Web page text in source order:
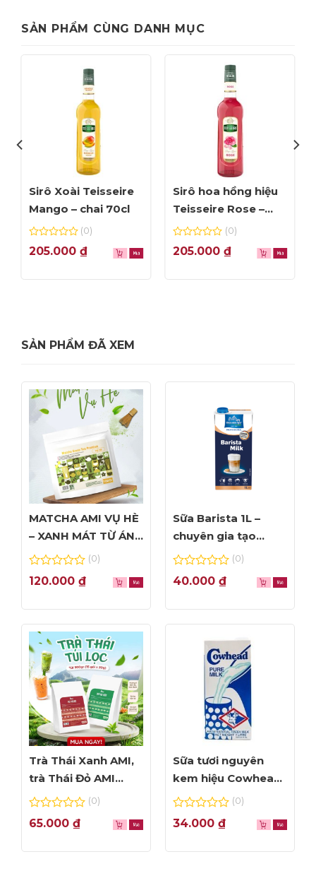
SẢN PHẨM CÙNG DANH MỤC
Sirô Xoài Teisseire
Mango – chai 70cl
0
out
5
(0)
205.000 ₫
Sirô hoa hồng hiệu
Teisseire Rose –
chai 70cl
0
out
5
(0)
205.000 ₫
SẢN PHẨM ĐÃ XEM
MATCHA AMI VỤ HÈ
– XANH MÁT TỪ ÁNH
NHÌN ĐẦU TIÊN
0
out
5
(0)
120.000 ₫
Sữa Barista 1L –
chuyên gia tạo
Foam đỉnh cao
0
out
5
(0)
40.000 ₫
Trà Thái Xanh AMI,
trà Thái Đỏ AMI
thơm ngon, túi lọc
0
out
5
(0)
65.000 ₫
Sữa tươi nguyên
kem hiệu Cowhead
– hộp 1L
0
out
5
(0)
34.000 ₫